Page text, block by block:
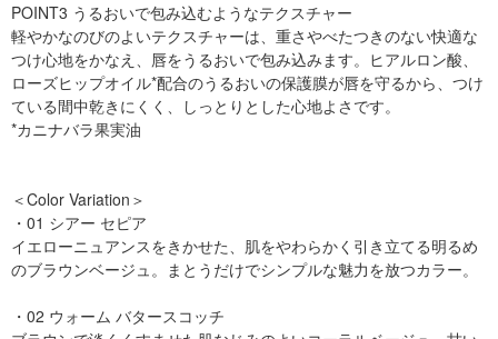
POINT3 うるおいで包み込むようなテクスチャー
軽やかなのびのよいテクスチャーは、重さやべたつきのない快適な
つけ心地をかなえ、唇をうるおいで包み込みます。ヒアルロン酸、
ローズヒップオイル*配合のうるおいの保護膜が唇を守るから、つけ
ている間中乾きにくく、しっとりとした心地よさです。
*カニナバラ果実油
＜Color Variation＞
・01 シアー セピア
イエローニュアンスをきかせた、肌をやわらかく引き立てる明るめ
のブラウンベージュ。まとうだけでシンプルな魅力を放つカラー。
・02 ウォーム バタースコッチ